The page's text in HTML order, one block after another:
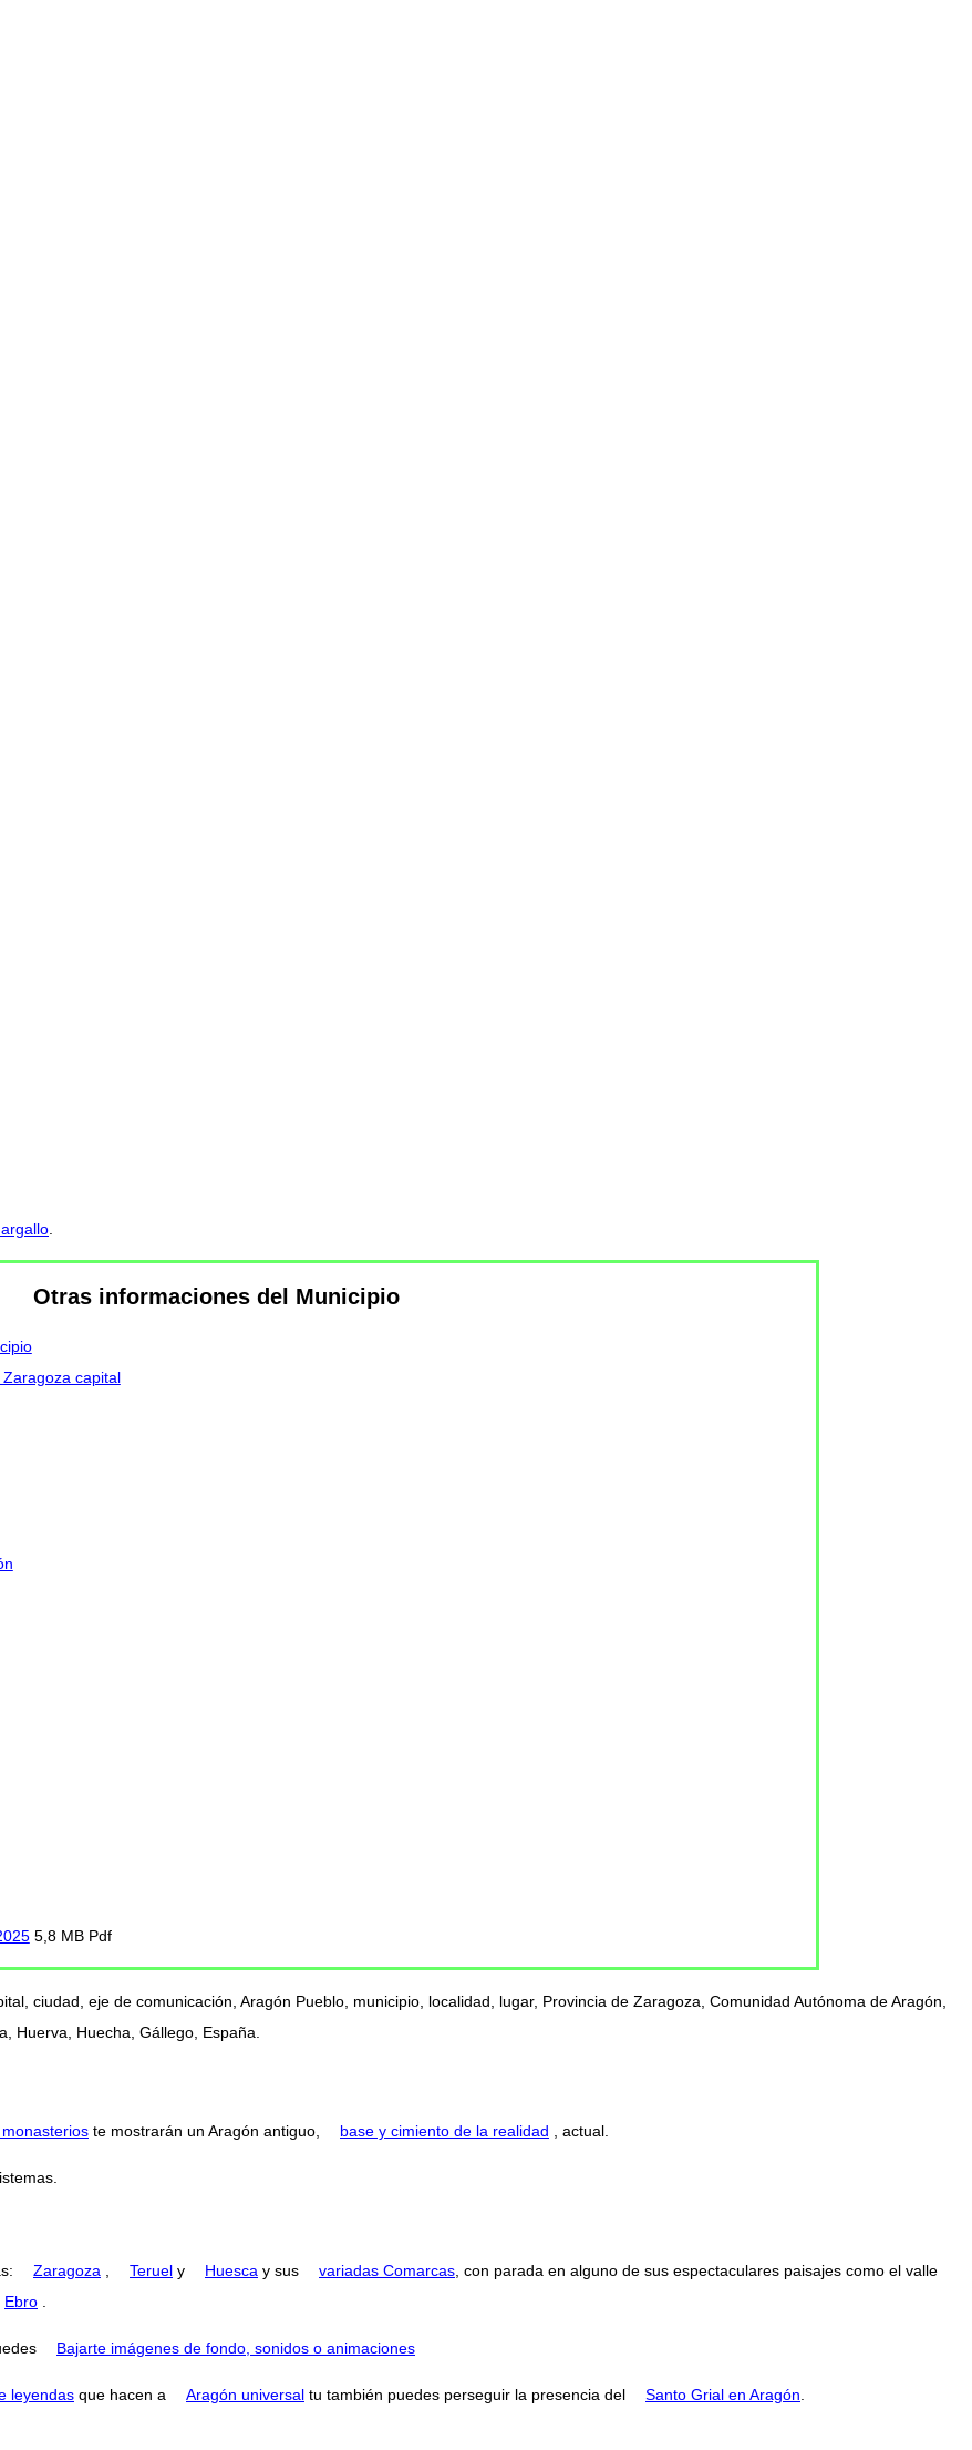
Otras informaciones del Municipio
capital
5,8 MB Pdf
ciudad, eje de comunicación, Aragón Pueblo, municipio, localidad, lugar, Provincia de Zaragoza, Comunidad Autónoma de Aragón,
Huerva, Huecha, Gállego, España.
te mostrarán un Aragón antiguo, base y cimiento de la realidad , actual.
Zaragoza Teruel y Huesca y sus variadas Comarcas , con parada en alguno de sus espectaculares paisajes como el valle
Ebro
Bajarte imágenes de fondo, sonidos o animaciones
leyendas que hacen a Aragón universal tu también puedes perseguir la presencia del Santo Grial en Aragón